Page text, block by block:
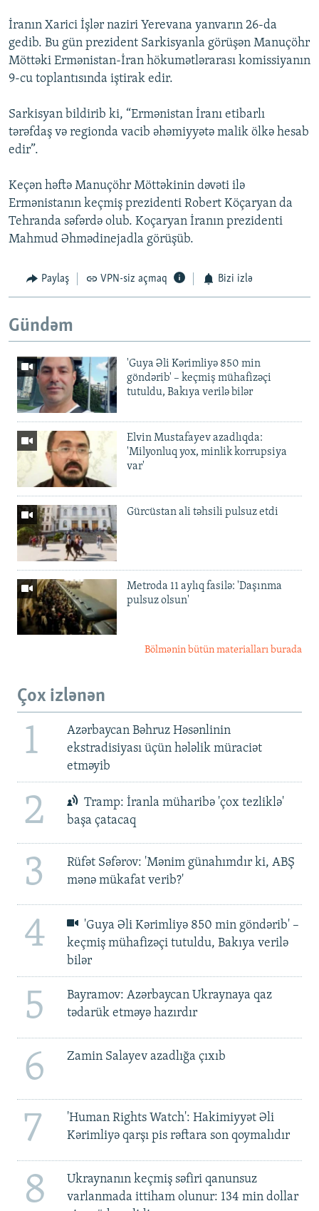
İranın Xarici İşlər naziri Yerevana yanvarın 26-da
gedib. Bu gün prezident Sarkisyanla görüşən Manuçöhr
Möttəki Ermənistan-İran hökumətlərarası komissiyanın
9-cu toplantısında iştirak edir.
Sarkisyan bildirib ki, “Ermənistan İranı etibarlı
tərəfdaş və regionda vacib əhəmiyyətə malik ölkə hesab
edir”.
Keçən həftə Manuçöhr Möttəkinin dəvəti ilə
Ermənistanın keçmiş prezidenti Robert Köçaryan da
Tehranda səfərdə olub. Koçaryan İranın prezidenti
Mahmud Əhmədinejadla görüşüb.
Paylaş VPN-siz açmaq Bizi izlə
Gündəm
'Guya Əli Kərimliyə 850 min
göndərib' – keçmiş mühafizəçi
tutuldu, Bakıya verilə bilər
Elvin Mustafayev azadlıqda:
'Milyonluq yox, minlik korrupsiya
var'
Gürcüstan ali təhsili pulsuz etdi
Metroda 11 aylıq fasilə: 'Daşınma
pulsuz olsun'
Bölmənin bütün materialları burada
Çox izlənən
1
Azərbaycan Bəhruz Həsənlinin
ekstradisiyası üçün hələlik müraciət
etməyib
2
Tramp: İranla müharibə 'çox tezliklə'
başa çatacaq
3
Rüfət Səfərov: 'Mənim günahımdır ki, ABŞ
mənə mükafat verib?'
4
'Guya Əli Kərimliyə 850 min göndərib' –
keçmiş mühafizəçi tutuldu, Bakıya verilə
bilər
5
Bayramov: Azərbaycan Ukraynaya qaz
tədarük etməyə hazırdır
6 Zamin Salayev azadlığa çıxıb
7
'Human Rights Watch': Hakimiyyət Əli
Kərimliyə qarşı pis rəftara son qoymalıdır
8
Ukraynanın keçmiş səfiri qanunsuz
varlanmada ittiham olunur: 134 min dollar